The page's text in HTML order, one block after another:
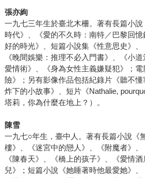
張亦絢
一九七三年生於臺北木柵。著有長篇小
時代》、《愛的不久時：南特／巴黎回
好的時光》、短篇小說集《性意思史》
《晚間娛樂：推理不必入門書》、《小
愛情術》、《身為女性主義嫌疑犯》；
險》；另有影像作品包括紀錄片《聽不
炸下的小故事》、短片《Nathalie,
塔莉，你為什麼在地上？）。
陳雪
一九七○年生，臺中人。著有長篇小說《
樓》、《迷宮中的戀人》、《附魔者》、
《陳春天》、《橋上的孩子》、《愛情
兒》；短篇小說《她睡著時他最愛她》、